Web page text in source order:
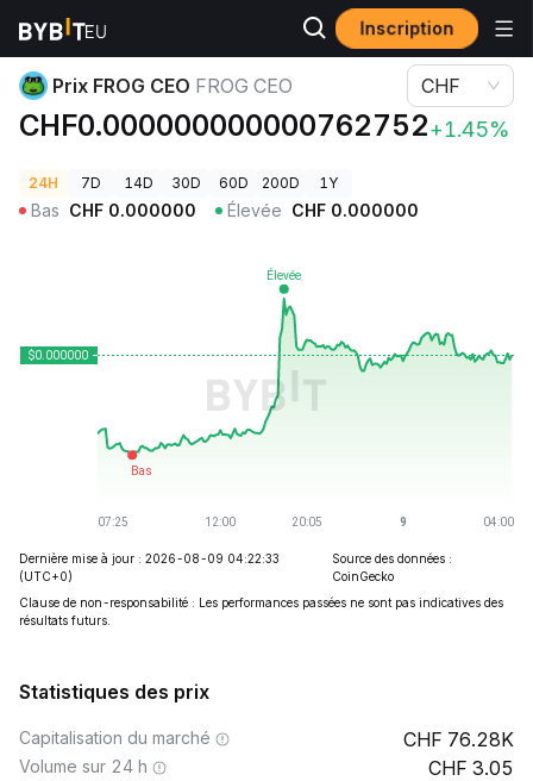
Inscription
Prix des cryptos Prix FROG CEO FROG CEO
Prix FROG CEO FROG CEO
CHF0.000000000000762752+1.45%
CHF
24H 7D 14D 30D 60D 200D 1Y
Bas CHF 0.000000 Élevée CHF 0.000000
Dernière mise à jour : 2026-08-09 04:22:33
(UTC+0)
Source des données :
CoinGecko
Clause de non-responsabilité : Les performances passées ne sont pas indicatives des
résultats futurs.
Statistiques des prix
Capitalisation du marché 76.28K
Volume sur 24 h 3.05